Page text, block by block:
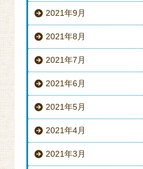
2021年9月
2021年8月
2021年7月
2021年6月
2021年5月
2021年4月
2021年3月